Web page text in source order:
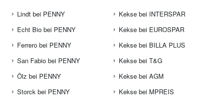
Lindt bei PENNY
Echt Bio bei PENNY
Ferrero bei PENNY
San Fabio bei PENNY
Ölz bei PENNY
Storck bei PENNY
Kekse bei INTERSPAR
Kekse bei EUROSPAR
Kekse bei BILLA PLUS
Kekse bei T&G
Kekse bei AGM
Kekse bei MPREIS